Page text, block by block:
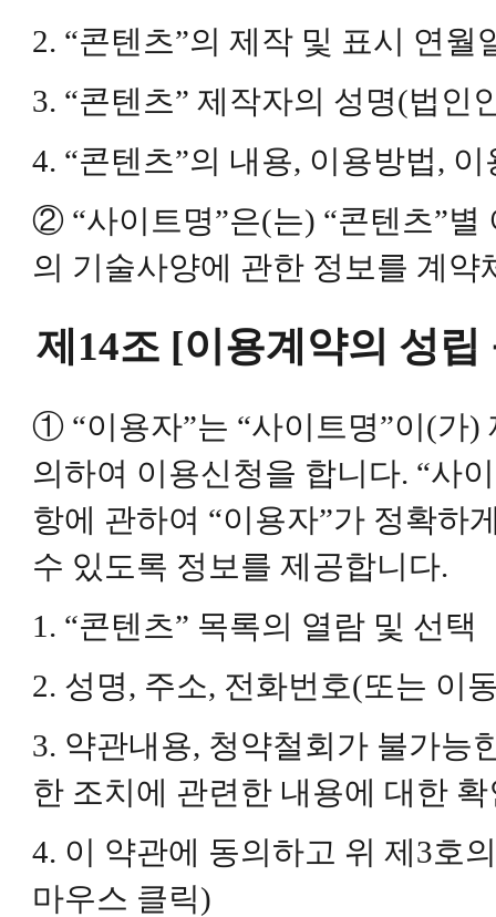
2. “콘텐츠”의 제작 및 표시 연월
3. “콘텐츠” 제작자의 성명(법인
4. “콘텐츠”의 내용, 이용방법,
② “사이트명”은(는) “콘텐츠”별
의 기술사양에 관한 정보를 계
제14조 [이용계약의 성립
① “이용자”는 “사이트명”이(가)
의하여 이용신청을 합니다. “사
항에 관하여 “이용자”가 정확하
수 있도록 정보를 제공합니다.
1. “콘텐츠” 목록의 열람 및 선택
2. 성명, 주소, 전화번호(또는 이
3. 약관내용, 청약철회가 불가능
한 조치에 관련한 내용에 대한 확
4. 이 약관에 동의하고 위 제3호
마우스 클릭)